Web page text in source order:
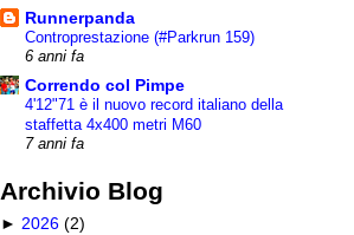
Runnerpanda
Controprestazione (#Parkrun 159)
6 anni fa
Correndo col Pimpe
4'12"71 è il nuovo record italiano della
staffetta 4x400 metri M60
7 anni fa
Archivio Blog
► 2026 (2)